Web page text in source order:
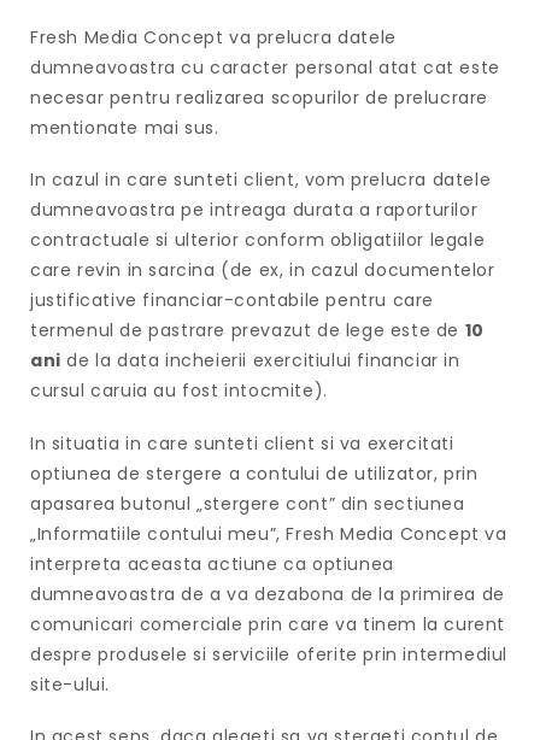
Fresh Media Concept va prelucra datele
dumneavoastra cu caracter personal atat cat este
necesar pentru realizarea scopurilor de prelucrare
mentionate mai sus.
In cazul in care sunteti client, vom prelucra datele
dumneavoastra pe intreaga durata a raporturilor
contractuale si ulterior conform obligatiilor legale
care revin in sarcina (de ex, in cazul documentelor
justificative financiar-contabile pentru care
termenul de pastrare prevazut de lege este de 10
ani de la data incheierii exercitiului financiar in
cursul caruia au fost intocmite).
In situatia in care sunteti client si va exercitati
optiunea de stergere a contului de utilizator, prin
apasarea butonul „stergere cont” din sectiunea
„Informatiile contului meu”, Fresh Media Concept va
interpreta aceasta actiune ca optiunea
dumneavoastra de a va dezabona de la primirea de
comunicari comerciale prin care va tinem la curent
despre produsele si serviciile oferite prin intermediul
site-ului.